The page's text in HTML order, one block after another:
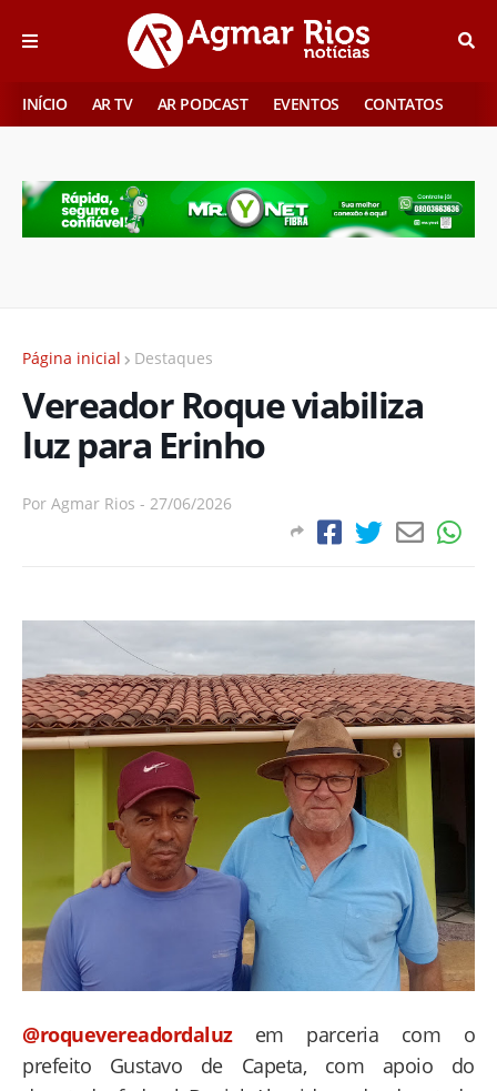
INÍCIO AR TV AR PODCAST EVENTOS CONTATOS
Página inicial Destaques
Vereador Roque viabiliza
luz para Erinho
Por Agmar Rios - 27/06/2026
@roquevereadordaluzem parceria com o
prefeito Gustavo de Capeta, com apoio do